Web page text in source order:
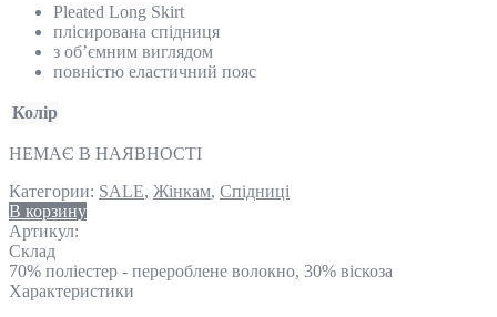
Pleated Long Skirt
плісирована спідниця
з об’ємним виглядом
повністю еластичний пояс
Колір
НЕМАЄ В НАЯВНОСТІ
Категории: SALE, Жінкам, Спідниці
В корзину
Артикул:
Склад
70% поліестер - перероблене волокно, 30% віскоза
Характеристики